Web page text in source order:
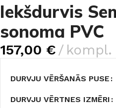
Iekšdurvis
sonoma PVC
157,00 € kompl.
DURVJU VĒRŠANĀS PUSE
DURVJU VĒRTNES IZMĒRI